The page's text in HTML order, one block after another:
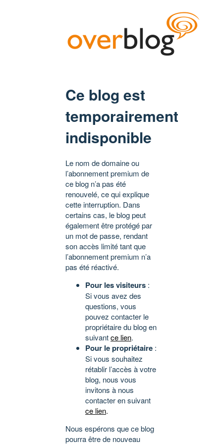
Ce blog est
temporairement
indisponible
Le nom de domaine ou
l’abonnement premium de
ce blog n’a pas été
renouvelé, ce qui explique
cette interruption. Dans
certains cas, le blog peut
également être protégé par
un mot de passe, rendant
son accès limité tant que
l’abonnement premium n’a
pas été réactivé.
Pour les visiteurs :
Si vous avez des
questions, vous
pouvez contacter le
propriétaire du blog en
suivantce lien.
Pour le propriétaire :
Si vous souhaitez
rétablir l’accès à votre
blog, nous vous
invitons à nous
contacter en suivant
ce lien.
Nous espérons que ce blog
pourra être de nouveau